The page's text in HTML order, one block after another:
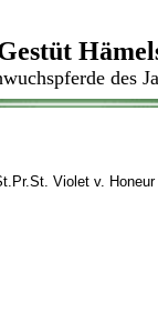
des
Violet v.